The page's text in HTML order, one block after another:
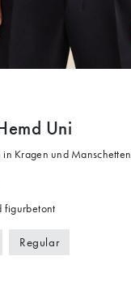
Uni
Kragen und Manschetten
figurbetont
Regular